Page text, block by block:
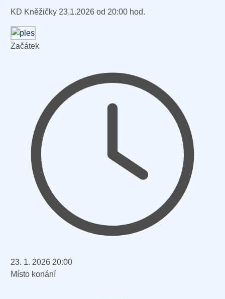
KD Kněžičky 23.1.2026 od 20:00 hod.
Začátek
23. 1. 2026 20:00
Místo konání